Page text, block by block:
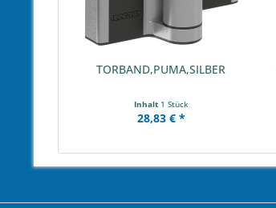
TORBAND,PUMA,SILBER
Inhalt 1 Stück
28,83 € *